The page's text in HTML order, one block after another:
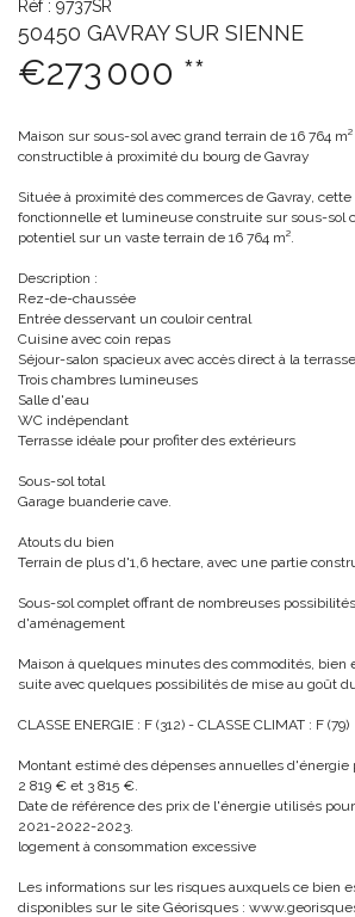
Réf : 9737SR
50450 GAVRAY SUR SIENNE
€273 000 **
Maison sur sous-sol avec grand terrain de 16 764
constructible à proximité du bourg de Gavray
Située à proximité des commerces de Gavray,
fonctionnelle et lumineuse construite sur sous-sol
potentiel sur un vaste terrain de 16 764 m².
Description :
Rez-de-chaussée
Entrée desservant un couloir central
Cuisine avec coin repas
Séjour-salon spacieux avec accès direct à la terrasse
Trois chambres lumineuses
Salle d'eau
WC indépendant
Terrasse idéale pour profiter des extérieurs
Sous-sol total
Garage buanderie cave.
Atouts du bien
Terrain de plus d'1,6 hectare, avec une partie
Sous-sol complet offrant de nombreuses
d'aménagement
Maison à quelques minutes des commodités, bien
suite avec quelques possibilités de mise au goût
CLASSE ENERGIE : F (312) - CLASSE CLIMAT : F (79)
Montant estimé des dépenses annuelles d'énergie
2 819 € et 3 815 €.
Date de référence des prix de l'énergie utilisés
2021-2022-2023.
logement à consommation excessive
Les informations sur les risques auxquels ce bien
disponibles sur le site Géorisques :